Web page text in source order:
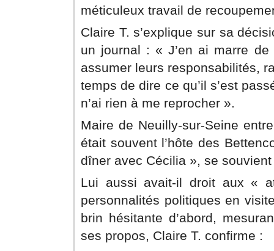
méticuleux travail de
Claire T. s’explique sur sa
un journal : « J’en ai marre
assumer leurs responsabilités,
temps de dire ce qu’il s’est
n’ai rien à me reprocher ».
Maire de Neuilly-sur-Seine
était souvent l’hôte des
dîner avec Cécilia », se souvient
Lui aussi avait-il droit aux «
personnalités politiques en
brin hésitante d’abord,
ses propos, Claire T. confirme :